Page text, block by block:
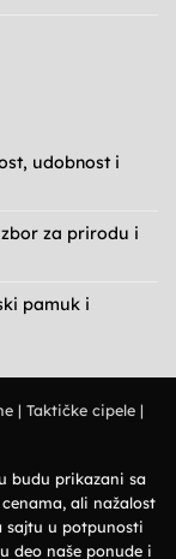
udobnost i
za prirodu i
pamuk i
| Taktičke cipele|
budu prikazani sa
ali nažalost
sajtu u potpunosti
deo naše ponude i